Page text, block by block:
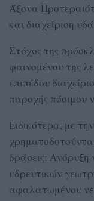
Άξονα
και διαχείριση
Στόχος της
φαινομένου της
επιπέδου
παροχής πόσιμου
Ειδικότερα, με
δράσεις:
υδρευτικών
αφαλατωμένου